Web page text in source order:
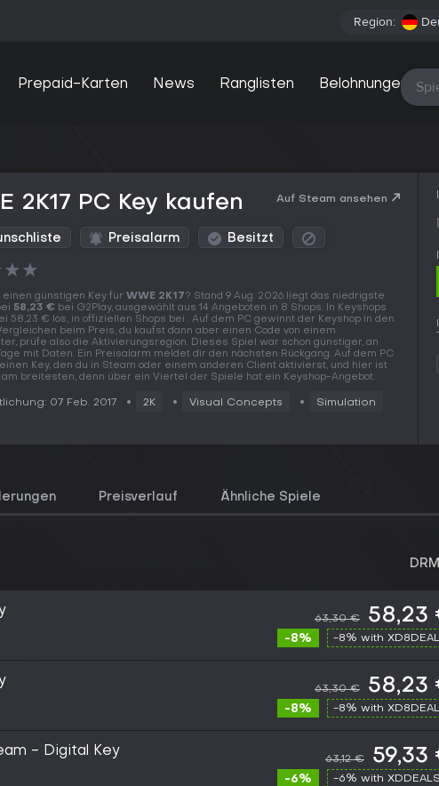
Region:
Prepaid-Karten News Ranglisten Belohnungen
2K17 PC Key kaufen Auf Steam ansehen
Preisalarm Besitzt
★★
einen günstigen Key für WWE 2K17? Stand 9 Aug. 2026 liegt das niedrigste
58,23 € bei G2Play, ausgewählt aus 14 Angeboten in 8 Shops. In Keyshops
58,23 € los, in offiziellen Shops bei . Auf dem PC gewinnt der Keyshop in den
beim Preis, du kaufst dann aber einen Code von einem
prüfe also die Aktivierungsregion. Dieses Spiel war schon günstiger, an
mit Daten. Ein Preisalarm meldet dir den nächsten Rückgang. Auf dem PC
Key, den du in Steam oder einem anderen Client aktivierst, und hier ist
breitesten, denn über ein Viertel der Spiele hat ein Keyshop-Angebot.
07 Feb. 2017 2K Visual Concepts Simulation
Preisverlauf Ähnliche Spiele
63,30 € 58,23
-8% -8% with
63,30 € 58,23
-8% -8% with
- Digital Key
63,12 € 59,33
-6% -6% with